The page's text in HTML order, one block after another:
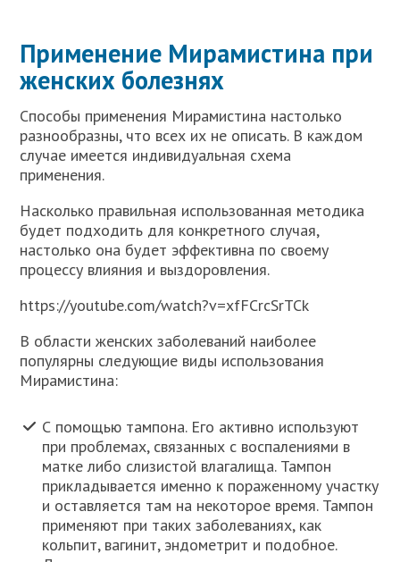
Применение Мирамистина при
женских болезнях
Способы применения Мирамистина настолько
разнообразны, что всех их не описать. В каждом
случае имеется индивидуальная схема
применения.
Насколько правильная использованная методика
будет подходить для конкретного случая,
настолько она будет эффективна по своему
процессу влияния и выздоровления.
https://youtube.com/watch?v=xfFCrcSrTCk
В области женских заболеваний наиболее
популярны следующие виды использования
Мирамистина:
С помощью тампона. Его активно используют
при проблемах, связанных с воспалениями в
матке либо слизистой влагалища. Тампон
прикладывается именно к пораженному участку
и оставляется там на некоторое время. Тампон
применяют при таких заболеваниях, как
кольпит, вагинит, эндометрит и подобное.